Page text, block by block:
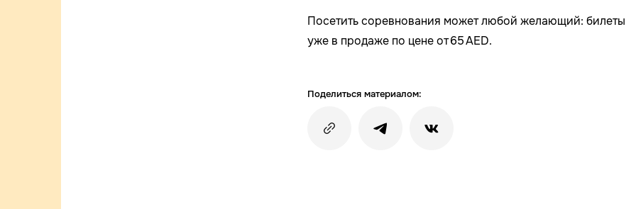
Посетить соревнования может любой желающий: билеты
уже в продаже по цене от 65 AED.
Поделиться материалом: